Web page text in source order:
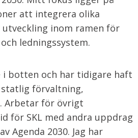
att integrera olika
inom ramen för
ledningssystem.
i botten och har tidigare haft
förvaltning,
Arbetar för övrigt
för SKL med andra uppdrag
Agenda 2030. Jag har